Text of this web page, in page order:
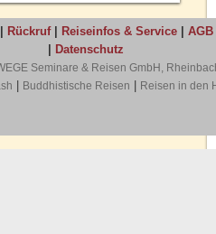
Rückruf| Reiseinfos & Service| AGB
Datenschutz
Seminare & Reisen GmbH,
Buddhistische Reisen Reisen in den